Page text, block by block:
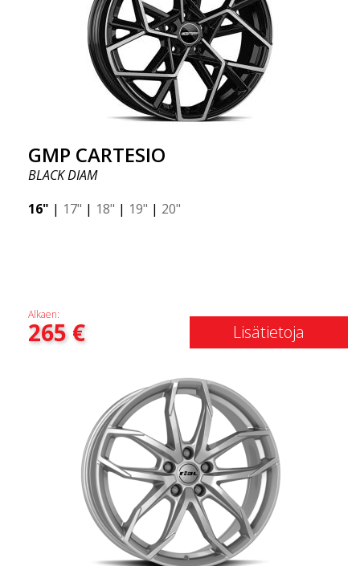
GMP CARTESIO
BLACK DIAM
16" | 17" | 18" | 19" | 20"
Alkaen:
265€ Lisätietoja